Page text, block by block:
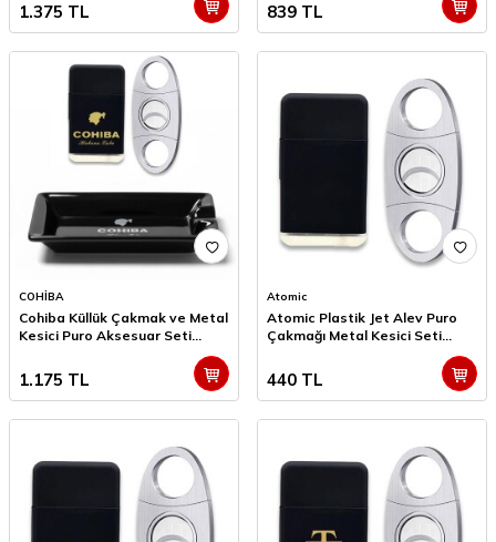
1.375 TL 839 TL
COHİBA
Cohiba Küllük Çakmak ve Metal
Kesici Puro Aksesuar Seti
1.175 TL
Atomic
Atomic Plastik Jet Alev Puro
Çakmağı Metal Kesici Seti
440 TL